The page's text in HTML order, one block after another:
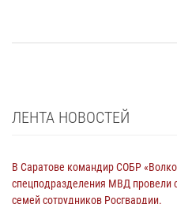
ЛЕНТА НОВОСТЕЙ
В Саратове командир СОБР
спецподразделения МВД провели
семей сотрудников Росгвардии.